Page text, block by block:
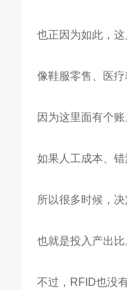
也正因为如此，
像鞋服零售、医
因为这里面有个账
如果人工成本、
所以很多时候，
也就是投入产出比
不过，RFID也没